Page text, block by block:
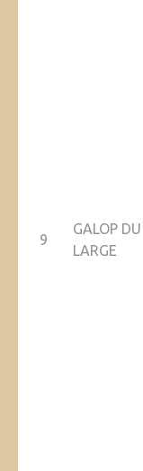
9
GALOP DU
LARGE